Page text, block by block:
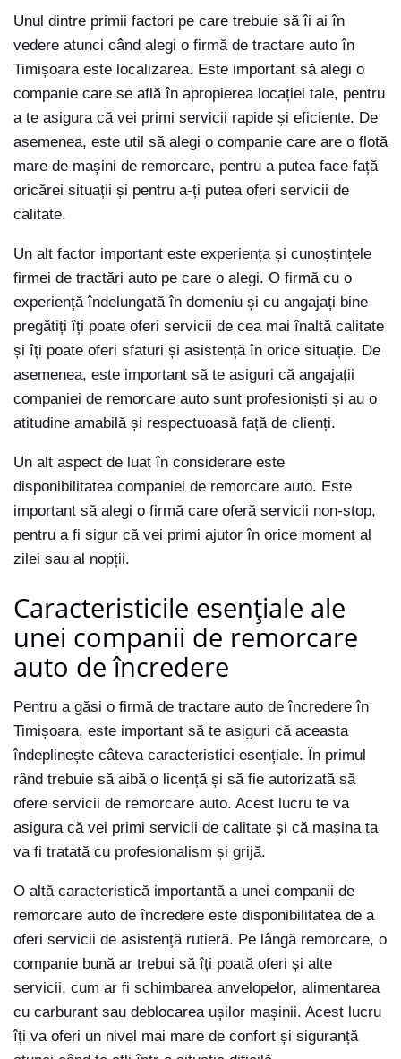
Unul dintre primii factori pe care trebuie să îi ai în
vedere atunci când alegi o firmă de tractare auto în
Timișoara este localizarea. Este important să alegi o
companie care se află în apropierea locației tale, pentru
a te asigura că vei primi servicii rapide și eficiente. De
asemenea, este util să alegi o companie care are o flotă
mare de mașini de remorcare, pentru a putea face față
oricărei situații și pentru a-ți putea oferi servicii de
calitate.
Un alt factor important este experiența și cunoștințele
firmei de tractări auto pe care o alegi. O firmă cu o
experiență îndelungată în domeniu și cu angajați bine
pregătiți îți poate oferi servicii de cea mai înaltă calitate
și îți poate oferi sfaturi și asistență în orice situație. De
asemenea, este important să te asiguri că angajații
companiei de remorcare auto sunt profesioniști și au o
atitudine amabilă și respectuoasă față de clienți.
Un alt aspect de luat în considerare este
disponibilitatea companiei de remorcare auto. Este
important să alegi o firmă care oferă servicii non-stop,
pentru a fi sigur că vei primi ajutor în orice moment al
zilei sau al nopții.
Caracteristicile esențiale ale
unei companii de remorcare
auto de încredere
Pentru a găsi o firmă de tractare auto de încredere în
Timișoara, este important să te asiguri că aceasta
îndeplinește câteva caracteristici esențiale. În primul
rând trebuie să aibă o licență și să fie autorizată să
ofere servicii de remorcare auto. Acest lucru te va
asigura că vei primi servicii de calitate și că mașina ta
va fi tratată cu profesionalism și grijă.
O altă caracteristică importantă a unei companii de
remorcare auto de încredere este disponibilitatea de a
oferi servicii de asistență rutieră. Pe lângă remorcare, o
companie bună ar trebui să îți poată oferi și alte
servicii, cum ar fi schimbarea anvelopelor, alimentarea
cu carburant sau deblocarea ușilor mașinii. Acest lucru
îți va oferi un nivel mai mare de confort și siguranță